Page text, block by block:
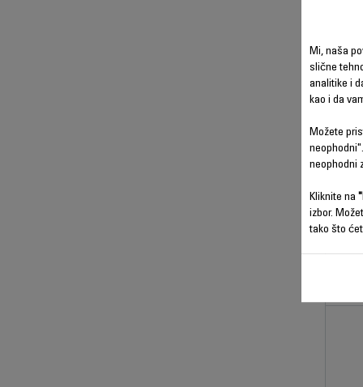
X-
Mi, naša
slične
analitike i
kao i da
Možete
neophodni
Kliknite na
izbor.
tako što